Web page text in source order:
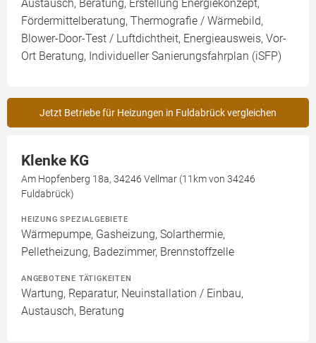
Austausch, Beratung, Erstellung Energiekonzept,
Fördermittelberatung, Thermografie / Wärmebild,
Blower-Door-Test / Luftdichtheit, Energieausweis, Vor-
Ort Beratung, Individueller Sanierungsfahrplan (iSFP)
Jetzt Betriebe für Heizungen in Fuldabrück vergleichen
Klenke KG
Am Hopfenberg 18a, 34246 Vellmar (11km von 34246
Fuldabrück)
HEIZUNG SPEZIALGEBIETE
Wärmepumpe, Gasheizung, Solarthermie,
Pelletheizung, Badezimmer, Brennstoffzelle
ANGEBOTENE TÄTIGKEITEN
Wartung, Reparatur, Neuinstallation / Einbau,
Austausch, Beratung